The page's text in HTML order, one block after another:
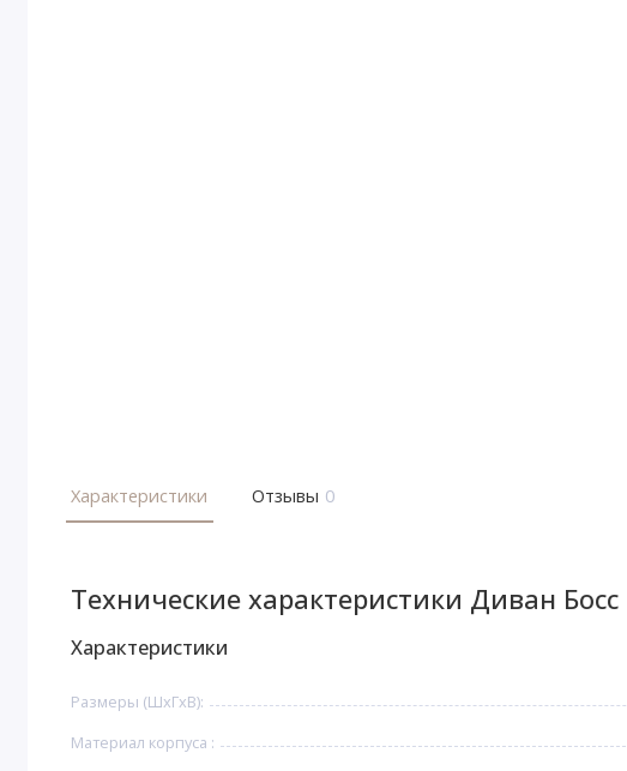
Характеристики Отзывы 0
Технические характеристики Диван
Характеристики
Размеры (ШхГхВ):
Материал корпуса :